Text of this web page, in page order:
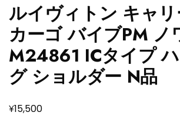
ルイヴィトン キャ
カーゴ バイブPM ノ
M24861 ICタイプ
グ ショルダー N品
¥15,500